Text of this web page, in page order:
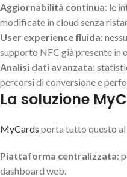
Aggiornabilità continua: le
modificate in cloud senza
User experience fluida:
supporto NFC già presente in
Analisi dati avanzata:
percorsi di conversione e
La soluzione
MyCards porta tutto questo
Piattaforma centralizzata:
dashboard web.